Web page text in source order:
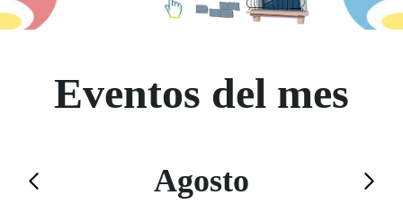
Eventos del mes
Calendario de Agosto
Saltar el calendario
Agosto